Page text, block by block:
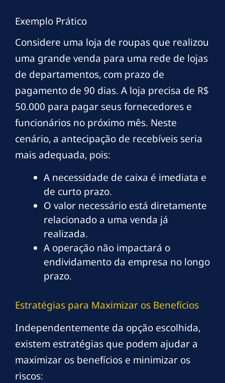
Exemplo Prático
Considere uma loja de roupas que realizou
uma grande venda para uma rede de lojas
de departamentos, com prazo de
pagamento de 90 dias. A loja precisa de R$
50.000 para pagar seus fornecedores e
funcionários no próximo mês. Neste
cenário, a antecipação de recebíveis seria
mais adequada, pois:
A necessidade de caixa é imediata e
de curto prazo.
O valor necessário está diretamente
relacionado a uma venda já
realizada.
A operação não impactará o
endividamento da empresa no longo
prazo.
Estratégias para Maximizar os Benefícios
Independentemente da opção escolhida,
existem estratégias que podem ajudar a
maximizar os benefícios e minimizar os
riscos: